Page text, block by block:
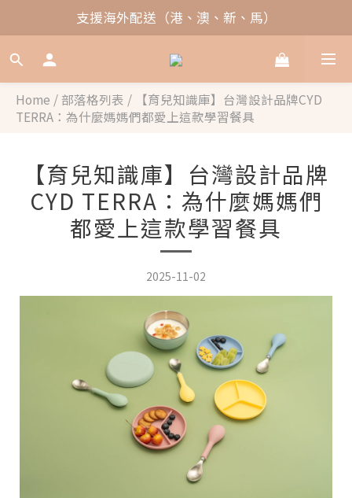
支援海外配送（港、澳、新、馬）
Home / 部落格列表 /
【育兒知識庫】台灣設計品牌CYD
TERRA：為什麼媽媽們都愛上這款學習餐具
【育兒知識庫】台灣設計品牌
CYD TERRA：為什麼媽媽們
都愛上這款學習餐具
2025-11-02